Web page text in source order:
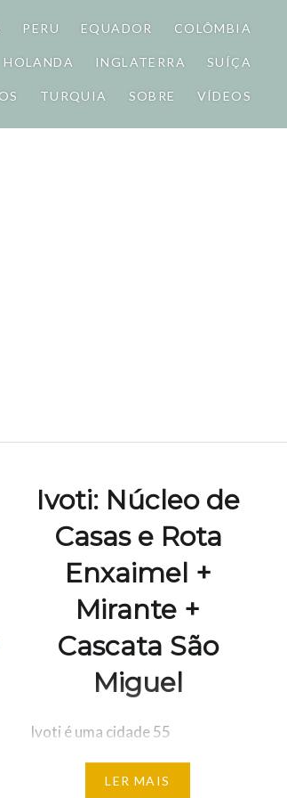
PERU EQUADOR COLÔMBIA
HOLANDA INGLATERRA SUÍÇA
TURQUIA SOBRE VÍDEOS
Ivoti: Núcleo de
Casas e Rota
Enxaimel +
Mirante +
Cascata São
Miguel
Ivoti é uma cidade 55
quilômetros de Porto Alegre e
ainda pouco explorada
LER MAIS